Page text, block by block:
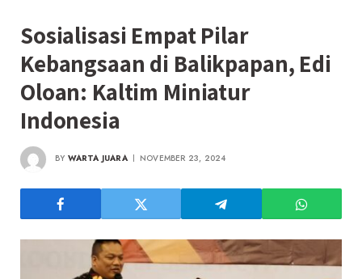
Sosialisasi Empat Pilar
Kebangsaan di Balikpapan, Edi
Oloan: Kaltim Miniatur
Indonesia
BY WARTA JUARA NOVEMBER 23, 2024